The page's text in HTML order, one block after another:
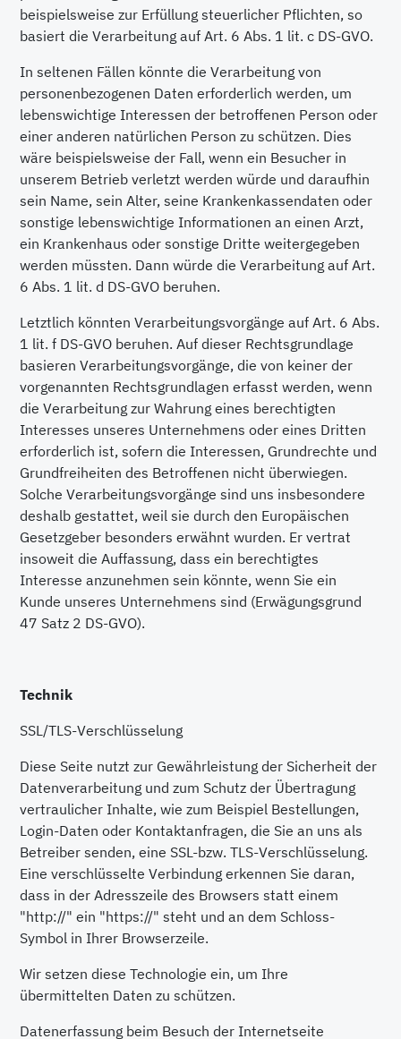
beispielsweise zur Erfüllung steuerlicher Pflichten, so
basiert die Verarbeitung auf Art. 6 Abs. 1 lit. c DS-GVO.
In seltenen Fällen könnte die Verarbeitung von
personenbezogenen Daten erforderlich werden, um
lebenswichtige Interessen der betroffenen Person oder
einer anderen natürlichen Person zu schützen. Dies
wäre beispielsweise der Fall, wenn ein Besucher in
unserem Betrieb verletzt werden würde und daraufhin
sein Name, sein Alter, seine Krankenkassendaten oder
sonstige lebenswichtige Informationen an einen Arzt,
ein Krankenhaus oder sonstige Dritte weitergegeben
werden müssten. Dann würde die Verarbeitung auf Art.
6 Abs. 1 lit. d DS-GVO beruhen.
Letztlich könnten Verarbeitungsvorgänge auf Art. 6 Abs.
1 lit. f DS-GVO beruhen. Auf dieser Rechtsgrundlage
basieren Verarbeitungsvorgänge, die von keiner der
vorgenannten Rechtsgrundlagen erfasst werden, wenn
die Verarbeitung zur Wahrung eines berechtigten
Interesses unseres Unternehmens oder eines Dritten
erforderlich ist, sofern die Interessen, Grundrechte und
Grundfreiheiten des Betroffenen nicht überwiegen.
Solche Verarbeitungsvorgänge sind uns insbesondere
deshalb gestattet, weil sie durch den Europäischen
Gesetzgeber besonders erwähnt wurden. Er vertrat
insoweit die Auffassung, dass ein berechtigtes
Interesse anzunehmen sein könnte, wenn Sie ein
Kunde unseres Unternehmens sind (Erwägungsgrund
47 Satz 2 DS-GVO).
Technik
SSL/TLS-Verschlüsselung
Diese Seite nutzt zur Gewährleistung der Sicherheit der
Datenverarbeitung und zum Schutz der Übertragung
vertraulicher Inhalte, wie zum Beispiel Bestellungen,
Login-Daten oder Kontaktanfragen, die Sie an uns als
Betreiber senden, eine SSL-bzw. TLS-Verschlüsselung.
Eine verschlüsselte Verbindung erkennen Sie daran,
dass in der Adresszeile des Browsers statt einem
"http://" ein "https://" steht und an dem Schloss-
Symbol in Ihrer Browserzeile.
Wir setzen diese Technologie ein, um Ihre
übermittelten Daten zu schützen.
Datenerfassung beim Besuch der Internetseite